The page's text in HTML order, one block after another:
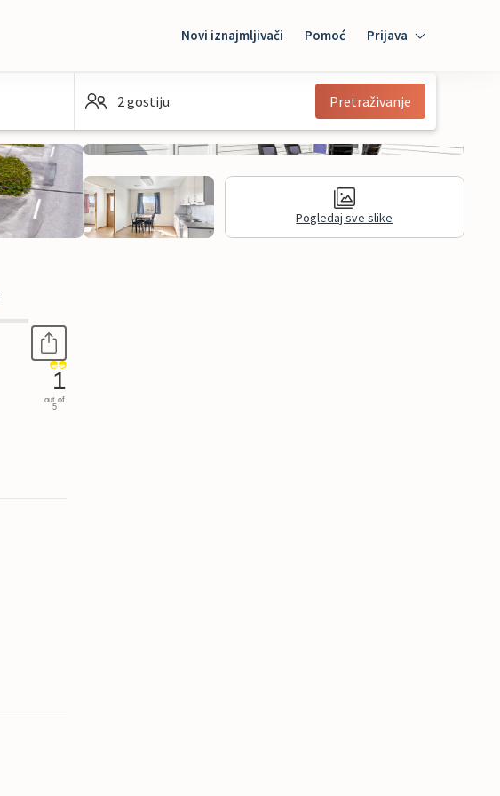
Novi iznajmljivači Pomoć Prijava
Mybooking
2 gostiju Pretraživanje
Pogledaj sve slike
1
out of
5